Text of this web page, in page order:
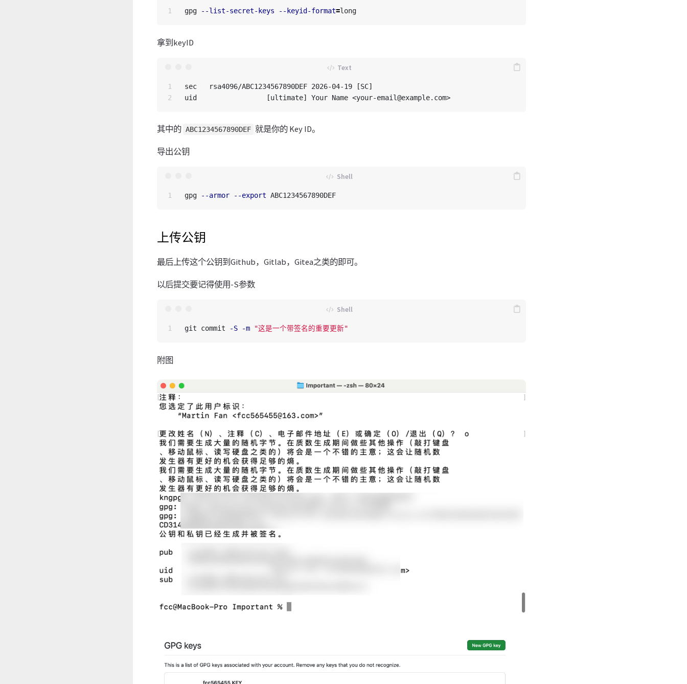
gpg --list-secret-keys --keyid-format=
拿到keyID
1
sec   rsa4096/ABC1234567890DEF 2026-04-19 [SC]
其中的 ABC1234567890DEF 就是你的 Key ID。
导出公钥
gpg --armor --export
上传公钥
最后上传这个公钥到Github，Gitlab，Gitea之类的即可。
以后提交要记得使用-S参数
git commit -S -m "这是一个带签名的重要更新"
附图